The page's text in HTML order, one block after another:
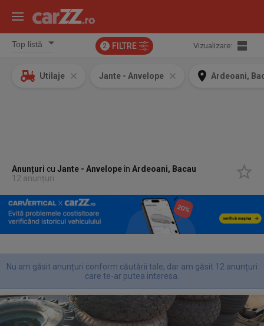
2 FILTRE Vizualizare:
Utilaje Jante - Anvelope Ardeoani,
Anunțuri cuJante - AnvelopeînArdeoani, Bacau
12 anunțuri
Nu am găsit anunțuri conform căutării tale, dar am găsit 12 anunțuri
care te-ar putea interesa.